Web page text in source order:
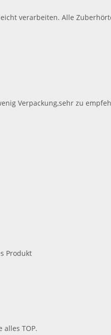
verarbeiten. Alle
Verpackung,sehr zu
Produkt
alles TOP.